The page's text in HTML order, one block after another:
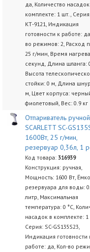
да, Количество насадок
комплекте: 1 шт.,
КТ-9121, Индикация
готовности к работе:
во режимов: 2, Расход
25 г/мин, Время
секунд, Длина шланга:
Высота
стойки: 0 м, Длина
м, Цвет корпуса:
фиолетовый, Вес: 0.9 кг
Отпариватель ручной
SCARLETT SC-
1600Вт, 25 г/мин,
резервуар 0,36л, 1
Код товара: 316939
Конструкция: ручная,
Мощность: 1600 Вт,
резервуара для воды:
литр, Максимальная
температура: 0 °C,
насадок в комплекте: 1
Серия: SC-GS135S23,
Индикация готовности
работе: да, Кол-во